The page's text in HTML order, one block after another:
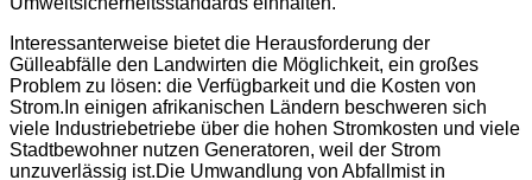
Interessanterweise bietet die Herausforderung der
Gülleabfälle den Landwirten die Möglichkeit, ein großes
Problem zu lösen: die Verfügbarkeit und die Kosten von
Strom.In einigen afrikanischen Ländern beschweren sich
viele Industriebetriebe über die hohen Stromkosten und viele
Stadtbewohner nutzen Generatoren, weil der Strom
unzuverlässig ist.Die Umwandlung von Abfallmist in